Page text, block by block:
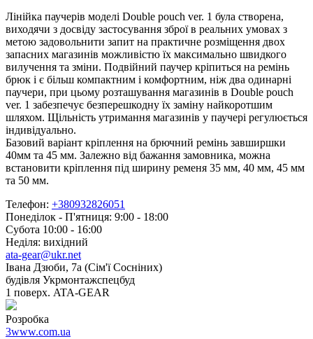
Лінійка паучерів моделі Double pouch ver. 1 була створена,
виходячи з досвіду застосування зброї в реальних умовах з
метою задовольнити запит на практичне розміщення двох
запасних магазинів можливістю їх максимально швидкого
вилучення та зміни. Подвійний паучер кріпиться на ремінь
брюк і є більш компактним і комфортним, ніж два одинарні
паучери, при цьому розташування магазинів в Double pouch
ver. 1 забезпечує безперешкодну їх заміну найкоротшим
шляхом. Щільність утримання магазинів у паучері регулюється
індивідуально.
Базовий варіант кріплення на брючний ремінь завширшки
40мм та 45 мм. Залежно від бажання замовника, можна
встановити кріплення під ширину ременя 35 мм, 40 мм, 45 мм
та 50 мм.
Телефон: +380932826051
Понеділок - П'ятниця: 9:00 - 18:00
Субота 10:00 - 16:00
Неділя: вихідний
ata-gear@ukr.net
Івана Дзюби, 7а (Сім'ї Сосніних)
будівля Укрмонтажспецбуд
1 поверх. ATA-GEAR
Розробка
3www.com.ua